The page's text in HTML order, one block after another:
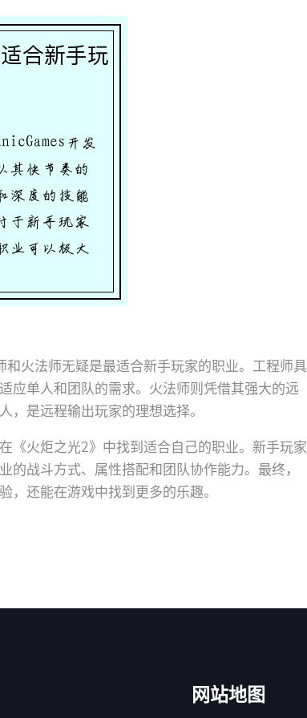
火法师无疑是最适合新手玩家的职业。工程师具
应单人和团队的需求。火法师则凭借其强大的远
是远程输出玩家的理想选择。
《火炬之光2》中找到适合自己的职业。新手玩家
战斗方式、属性搭配和团队协作能力。最终，
还能在游戏中找到更多的乐趣。
网站地图